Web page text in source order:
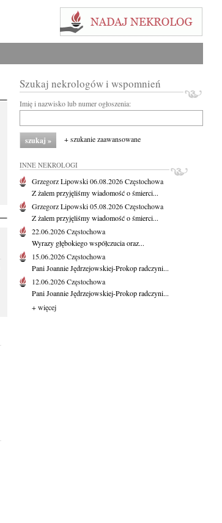
Szukaj nekrologów i wspomnień
Imię i nazwisko lub numer ogłoszenia:
+ szukanie zaawansowane
INNE NEKROLOGI
Grzegorz Lipowski06.08.2026Częstochowa
Z żalem przyjęliśmy wiadomość o śmierci...
Grzegorz Lipowski05.08.2026Częstochowa
Z żalem przyjęliśmy wiadomość o śmierci...
22.06.2026Częstochowa
Wyrazy głębokiego współczucia oraz...
15.06.2026Częstochowa
Pani Joannie Jędrzejowskiej-Prokop radczyni...
12.06.2026Częstochowa
Pani Joannie Jędrzejowskiej-Prokop radczyni...
+ więcej